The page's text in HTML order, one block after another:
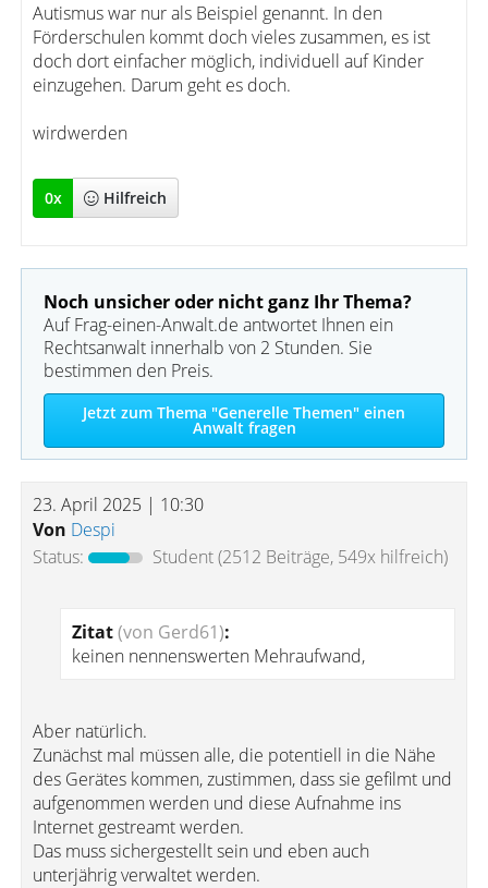
Autismus war nur als Beispiel genannt. In den
Förderschulen kommt doch vieles zusammen, es ist
doch dort einfacher möglich, individuell auf Kinder
einzugehen. Darum geht es doch.
wirdwerden
0x Hilfreich
Noch unsicher oder nicht ganz Ihr Thema?
Auf Frag-einen-Anwalt.de antwortet Ihnen ein
Rechtsanwalt innerhalb von 2 Stunden. Sie
bestimmen den Preis.
Jetzt zum Thema "Generelle Themen" einen
Anwalt fragen
23. April 2025 | 10:30
Von Despi
Status:
Student(2512 Beiträge, 549x hilfreich)
Zitat(von Gerd61):
keinen nennenswerten Mehraufwand,
Aber natürlich.
Zunächst mal müssen alle, die potentiell in die Nähe
des Gerätes kommen, zustimmen, dass sie gefilmt und
aufgenommen werden und diese Aufnahme ins
Internet gestreamt werden.
Das muss sichergestellt sein und eben auch
unterjährig verwaltet werden.